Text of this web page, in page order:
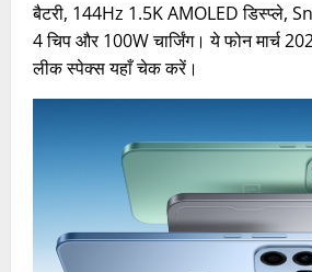
बैटरी, 144Hz 1.5K AMOLED डिस्प्ले,
4 चिप और 100W चार्जिंग। ये फोन मार्च
लीक स्पेक्स यहाँ चेक करें।